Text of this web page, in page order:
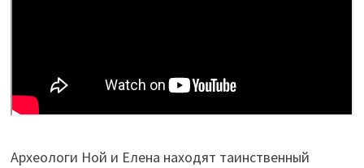
Археологи Ной и Елена находят таинственный